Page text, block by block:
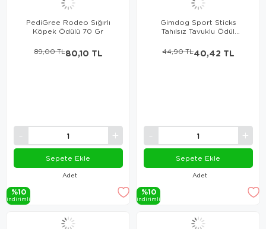
PediGree Rodeo Sığırlı
Köpek Ödülü 70 Gr
Adet
80,10 TL
89,00 TL
Sepete Ekle
%10
i̇ndi̇ri̇mli̇
Gimdog Sport Sticks
Tahılsız Tavuklu Ödül
Adet
40,42 TL
44,90 TL
Sepete Ekle
%10
i̇ndi̇ri̇mli̇